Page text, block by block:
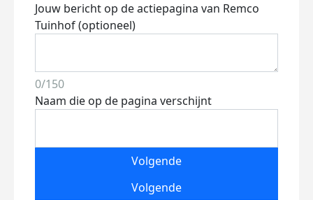
Jouw bericht op de actiepagina van Remco
Tuinhof (optioneel)
0/150
Naam die op de pagina verschijnt
Volgende
Volgende